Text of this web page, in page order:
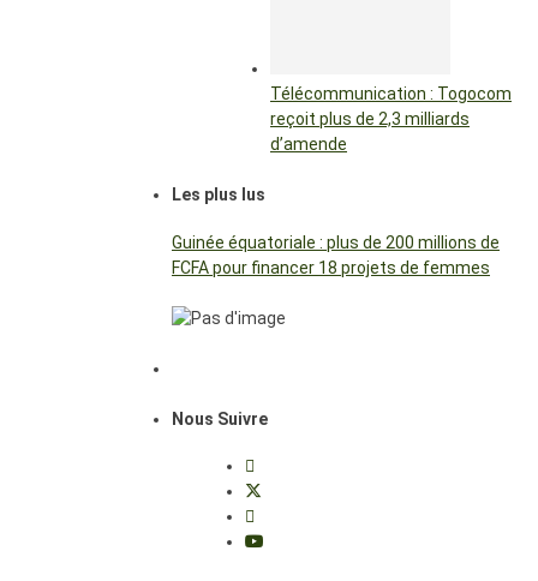
Télécommunication : Togocom
reçoit plus de 2,3 milliards
d’amende
Les plus lus
Guinée équatoriale : plus de 200 millions de
FCFA pour financer 18 projets de femmes
Nous Suivre